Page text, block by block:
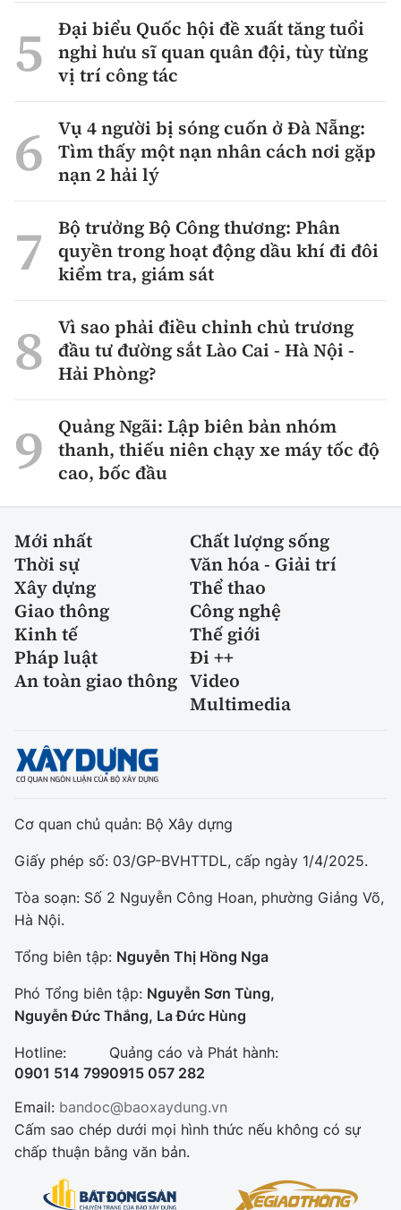
Nhà thầu
Mời thầu - Đấu thầu
Thi viết về GTVT
Gương sáng giao thông
Âm nhạc
Hậu trường sao
360 độ thể thao
Sản phẩm mới
Thế giới
Thời sự Quốc tế
Thế giới giao thông
Đi ++
Khám phá
Ẩm thực
Video
Thời sự
Camera giao thông
Giải trí - Thể thao
Cơ quan chủ quản: Bộ Xây dựng
Giấy phép số: 03/GP-BVHTTDL, cấp ngày 1/4/2025.
Tòa soạn: Số 2 Nguyễn Công Hoan, phường Giảng Võ,
Hà Nội.
Phó Tổng biên tập:Nguyễn Sơn Tùng,
Nguyễn Đức Thắng, La Đức Hùng
0901 514 799
0915 057 282
Email: bandoc@baoxaydung.vn
Cấm sao chép dưới mọi hình thức nếu không có sự
chấp thuận bằng văn bản.
soạn
Đại biểu Quốc hội đề xuất tăng tuổi
nghỉ hưu sĩ quan quân đội, tùy từng
vị trí công tác
Vụ 4 người bị sóng cuốn ở Đà Nẵng:
Tìm thấy một nạn nhân cách nơi gặp
nạn 2 hải lý
Bộ trưởng Bộ Công thương: Phân
quyền trong hoạt động dầu khí đi đôi
kiểm tra, giám sát
Vì sao phải điều chỉnh chủ trương
đầu tư đường sắt Lào Cai - Hà Nội -
Hải Phòng?
Quảng Ngãi: Lập biên bản nhóm
thanh, thiếu niên chạy xe máy tốc độ
cao, bốc đầu
Mới nhất
Chất lượng sống
Thời sự
Văn hóa - Giải trí
Xây dựng
Thể thao
Giao thông
Công nghệ
Kinh tế
Thế giới
Pháp luật
Đi ++
An toàn giao thông Video
Multimedia
Cơ quan chủ quản: Bộ Xây dựng
Giấy phép số: 03/GP-BVHTTDL, cấp ngày 1/4/2025.
Tòa soạn: Số 2 Nguyễn Công Hoan, phường Giảng Võ,
Hà Nội.
Tổng biên tập: Nguyễn Thị Hồng Nga
Phó Tổng biên tập: Nguyễn Sơn Tùng,
Nguyễn Đức Thắng, La Đức Hùng
Hotline:
0901 514 799
Quảng cáo và Phát hành:
0915 057 282
Email: bandoc@baoxaydung.vn
Cấm sao chép dưới mọi hình thức nếu không có sự
chấp thuận bằng văn bản.